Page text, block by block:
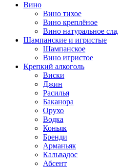
Вино
Вино тихое
Вино креплёное
Вино натуральное
Шампанские и игристые
Шампанское
Вино игристое
Крепкий алкоголь
Виски
Джин
Расилья
Баканора
Орухо
Водка
Коньяк
Бренди
Арманьяк
Кальвадос
Абсент